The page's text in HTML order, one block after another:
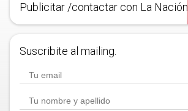
Publicitar /contactar con La Nación
Suscribite al mailing.